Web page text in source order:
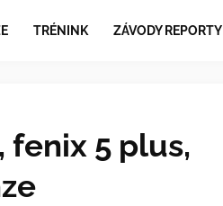
TRÉNINK ZÁVODY REPORTY
fenix 5 plus,